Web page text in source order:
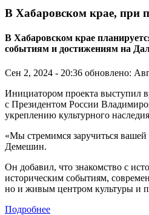
В Хабаровском крае, при
В Хабаровском крае
событиям и достижениям на
Сен 2, 2024 - 20:36 обновлено:
Инициатором проекта выступил
с Президентом России
укреплению культурного
«Мы стремимся заручиться
Демешин.
Он добавил, что знакомство с
историческим событиям,
но и живым центром культуры и
Подробнее